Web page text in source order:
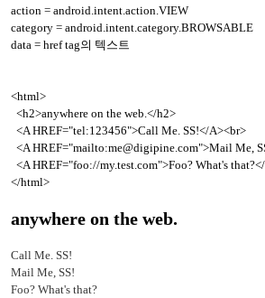
action = android.intent.action.VIEW
category = android.intent.category.BROWSABLE
data = href tag의 텍스트
<html>
<h2>anywhere on the web.</h2>
<A HREF="tel:123456">Call Me. SS!</A><br>
<A HREF="mailto:me@digipine.com">Mail Me,
<A HREF="foo://my.test.com">Foo? What's
</html>
anywhere on the web.
Call Me. SS!
Mail Me, SS!
Foo? What's that?